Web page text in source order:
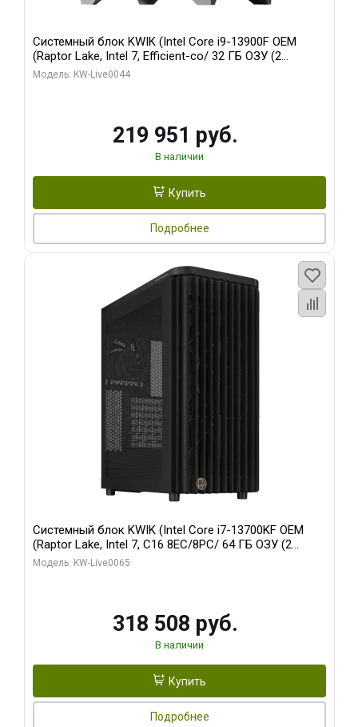
Системный блок KWIK (Intel Core i9-13900F OEM
(Raptor Lake, Intel 7, Efficient-co/ 32 ГБ ОЗУ (2
модуля)/ Gigabyte RTX5070Ti AERO OC 16GB GDDR7
Модель: KW-Live0044
219 951 руб.
В наличии
Купить
Подробнее
Системный блок KWIK (Intel Core i7-13700KF OEM
(Raptor Lake, Intel 7, C16 8EC/8PC/ 64 ГБ ОЗУ (2
модуля)/ ASUS RTX5080 PROART OC 16GB GDDR7
Модель: KW-Live0065
318 508 руб.
В наличии
Купить
Подробнее